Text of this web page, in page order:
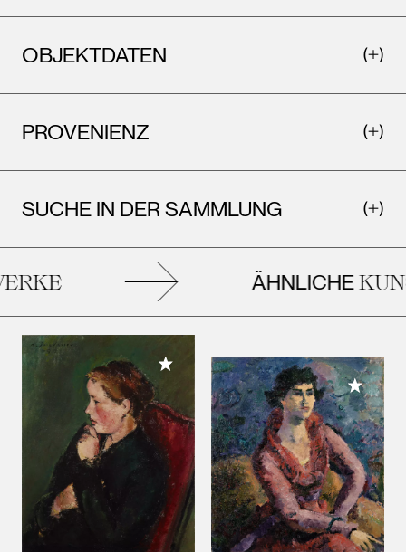
OBJEKTDATEN
PROVENIENZ
SUCHE IN DER SAMMLUNG
ÄHNLICHE
Meiner Sammlung hinzufügen
Meiner